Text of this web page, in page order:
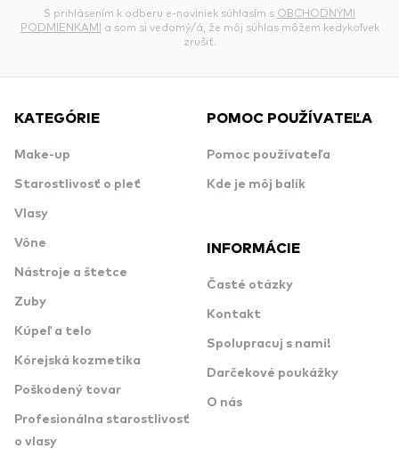
S prihlásením k odberu e-noviniek súhlasím s OBCHODNÝMI
PODMIENKAMI a som si vedomý/á, že môj súhlas môžem kedykoľvek
zrušiť.
KATEGÓRIE
Make-up
Starostlivosť o pleť
Vlasy
Vône
Nástroje a štetce
Zuby
Kúpeľ a telo
Kórejská kozmetika
Poškodený tovar
Profesionálna starostlivosť
o vlasy
POMOC POUŽÍVATEĽA
Pomoc používateľa
Kde je môj balík
INFORMÁCIE
Časté otázky
Kontakt
Spolupracuj s nami!
Darčekové poukážky
O nás